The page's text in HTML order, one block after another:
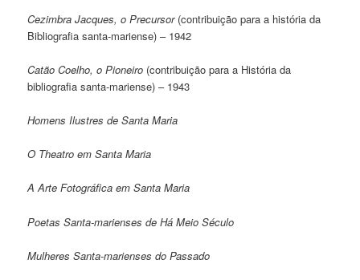
Cezimbra Jacques, o Precursor (contribuição para a história da
Bibliografia santa-mariense) – 1942
Catão Coelho, o Pioneiro (contribuição para a História da
bibliografia santa-mariense) – 1943
Homens Ilustres de Santa Maria
O Theatro em Santa Maria
A Arte Fotográfica em Santa Maria
Poetas Santa-marienses de Há Meio Século
Mulheres Santa-marienses do Passado